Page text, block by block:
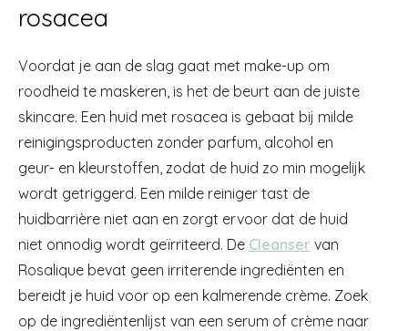
rosacea
Voordat je aan de slag gaat met make-up om
roodheid te maskeren, is het de beurt aan de juiste
skincare. Een huid met rosacea is gebaat bij milde
reinigingsproducten zonder parfum, alcohol en
geur- en kleurstoffen, zodat de huid zo min mogelijk
wordt getriggerd. Een milde reiniger tast de
huidbarrière niet aan en zorgt ervoor dat de huid
niet onnodig wordt geïrriteerd. De Cleanser van
Rosalique bevat geen irriterende ingrediënten en
bereidt je huid voor op een kalmerende crème. Zoek
op de ingrediëntenlijst van een serum of crème naar